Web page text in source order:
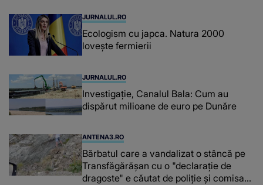
JURNALUL.RO
Ecologism cu japca. Natura 2000
lovește fermierii
JURNALUL.RO
Investigație, Canalul Bala: Cum au
dispărut milioane de euro pe Dunăre
ANTENA3.RO
Bărbatul care a vandalizat o stâncă pe
Transfăgărășan cu o "declaraţie de
dragoste" e căutat de poliție și comisarii